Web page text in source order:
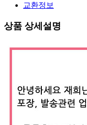
교환정보
상품 상세설명